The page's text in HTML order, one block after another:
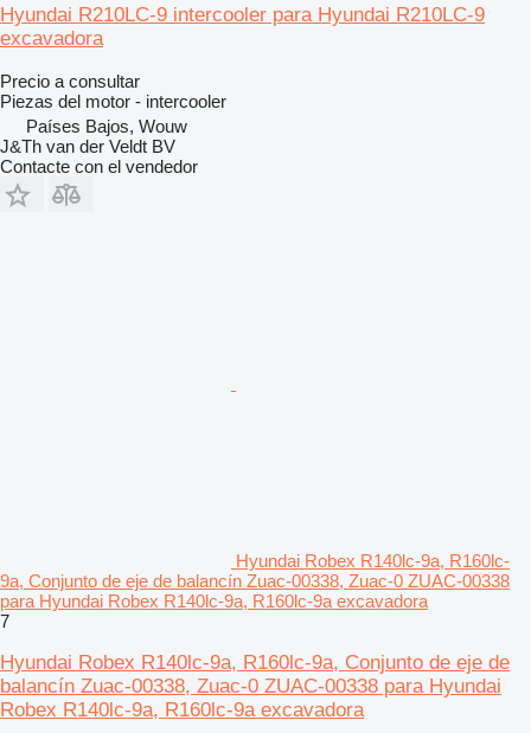
Hyundai R210LC-9 intercooler para Hyundai R210LC-9
excavadora
Precio a consultar
Piezas del motor - intercooler
Países Bajos, Wouw
J&Th van der Veldt BV
Contacte con el vendedor
Hyundai Robex R140lc-9a, R160lc-
9a, Conjunto de eje de balancín Zuac-00338, Zuac-0 ZUAC-00338
para Hyundai Robex R140lc-9a, R160lc-9a excavadora
7
Hyundai Robex R140lc-9a, R160lc-9a, Conjunto de eje de
balancín Zuac-00338, Zuac-0 ZUAC-00338 para Hyundai
Robex R140lc-9a, R160lc-9a excavadora